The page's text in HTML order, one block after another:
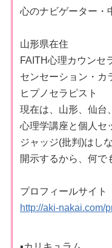
心のナビゲーター・
山形県在住
FAITH心理カウンセ
センセーション・カ
ヒプノセラピスト
現在は、山形、仙台
心理学講座と個人セ
ジャッジ(批判)はし
開示するから、何で
プロフィールサイト
http://aki-nakai.com/